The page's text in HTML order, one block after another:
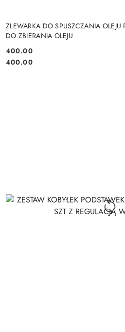
ZLEWARKA DO SPUSZCZANIA
DO ZBIERANIA OLEJU
Cena:
400.00
Cena:
400.00